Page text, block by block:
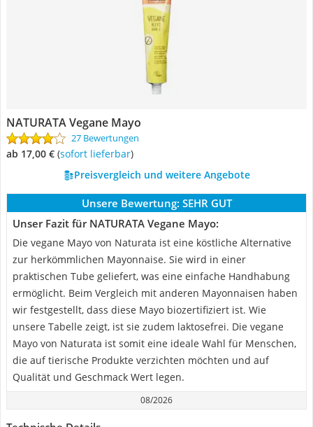
NATURATA Vegane Mayo
27 Bewertungen
ab 17,00 € ( Sofort lieferbar)
Preisvergleich und weitere Angebote
Unsere Bewertung: SEHR GUT
Unser Fazit für NATURATA Vegane Mayo:
Die vegane Mayo von Naturata ist eine köstliche Alternative
zur herkömmlichen Mayonnaise. Sie wird in einer
praktischen Tube geliefert, was eine einfache Handhabung
ermöglicht. Beim Vergleich mit anderen Mayonnaisen haben
wir festgestellt, dass diese Mayo biozertifiziert ist. Wie
unsere Tabelle zeigt, ist sie zudem laktosefrei. Die vegane
Mayo von Naturata ist somit eine ideale Wahl für Menschen,
die auf tierische Produkte verzichten möchten und auf
Qualität und Geschmack Wert legen.
08/2026